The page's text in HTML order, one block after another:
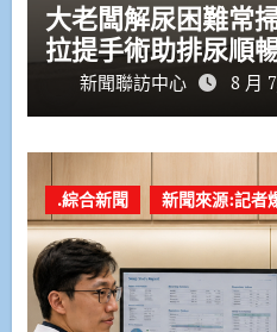
大老闆解尿困難常
拉提手術助排尿順
新聞聯訪中心 8 月
.綜合新聞 新聞來源:記者